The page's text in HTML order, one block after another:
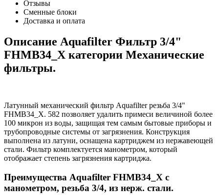
Отзывы
Сменные блоки
Доставка и оплата
Описание Aquafilter Фильтр 3/4"
FHMB34_X категории Механические
фильтры.
Латунный механический фильтр Aquafilter резьба 3/4"
FHMB34_X. 582 позволяет удалить примеси величиной более
100 микрон из воды, защищая тем самым бытовые приборы и
трубопроводные системы от загрязнения. Конструкция
выполнена из латуни, оснащена картриджем из нержавеющей
стали. Фильтр комплектуется манометром, который
отображает степень загрязнения картриджа.
Преимущества Aquafilter FHMB34_X с
манометром, резьба 3/4, из нерж. стали.